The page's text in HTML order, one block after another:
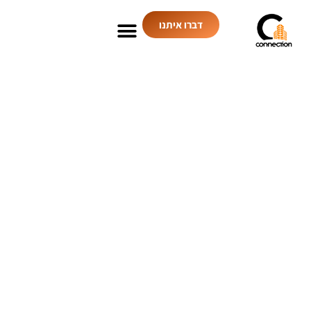
דברו איתנו